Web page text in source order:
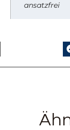
ansatzfrei